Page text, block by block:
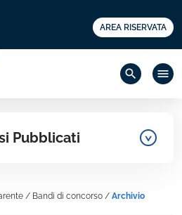
AREA RISERVATA
search menu
Pubblicati
/ Bandi di concorso / Archivio